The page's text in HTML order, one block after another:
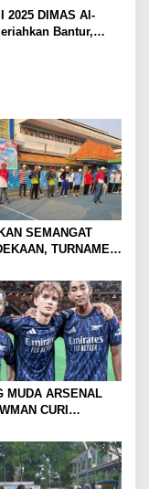
ASIA
2025 DIMAS Al-
Bantur,
SEMANGAT
TURNAMEN
RAYA RESMI
MUDA ARSENAL
CURI
ASIA